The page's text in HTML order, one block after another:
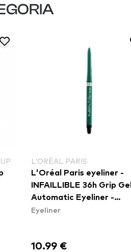
L’ORÉAL PARIS
L'Oréal Paris eyeliner -
INFAILLIBLE 36h Grip Gel
Automatic Eyeliner -
Emerald Green
Eyeliner
10.99 €